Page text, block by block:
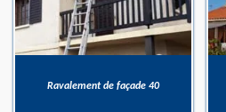
Ravalement de façade 40